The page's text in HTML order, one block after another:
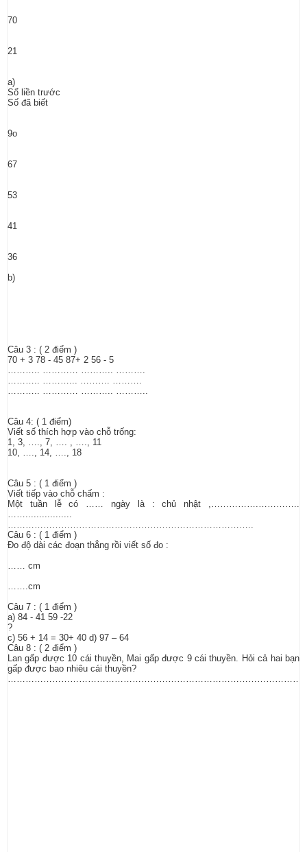
70
21
a)
Số liền trước
Số đã biết
9o
67
53
41
36
b)
Câu 3 : ( 2 điểm )
70 + 3 78 - 45 87+ 2 56 - 5
……….. ………… ……….. ……….
……….. ………... ………. ……….
……….. ………… ……….. ………..
Câu 4: ( 1 điểm)
Viết số thích hợp vào chỗ trống:
1, 3, …., 7, …. , …., 11
10, …., 14, …., 18
Câu 5 : ( 1 điểm )
Viết tiếp vào chỗ chấm :
Một tuần lễ có …… ngày là : chủ nhật ,…………….…………..
…….................
………………………………………………………………………..
Câu 6 : ( 1 điểm )
Đo độ dài các đoạn thẳng rồi viết số đo :
…… cm
…….cm
Câu 7 : ( 1 điểm )
a) 84 - 41 59 -22
?
c) 56 + 14 = 30+ 40 d) 97 – 64
Câu 8 : ( 2 điểm )
Lan gấp được 10 cái thuyền, Mai gấp được 9 cái thuyền. Hỏi cả hai bạn
gấp được bao nhiêu cái thuyền?